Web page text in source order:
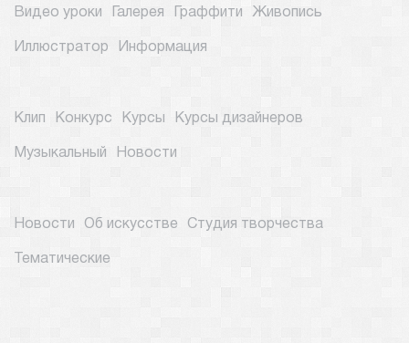
Видео уроки Галерея Граффити Живопись
Иллюстратор Информация
Клип Конкурс Курсы Курсы дизайнеров
Музыкальный Новости
Новости Об искусстве Студия творчества
Тематические